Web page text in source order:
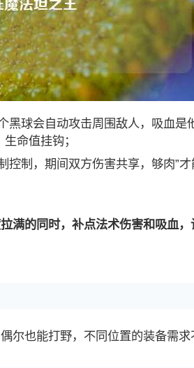
黑球会自动攻击周围敌人，吸血
命值挂钩；
控制，期间双方伤害共享，够肉”
满的同时，补点法术伤害和吸血
尔也能打野，不同位置的装备需求